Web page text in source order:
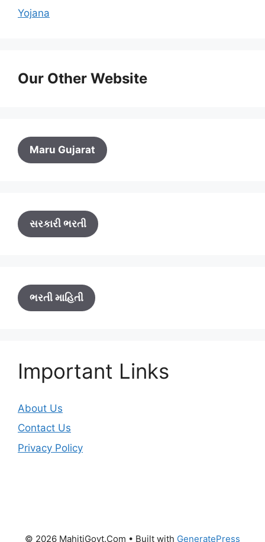
Yojana
Our Other Website
Maru Gujarat
સરકારી ભરતી
ભરતી માહિતી
Important Links
About Us
Contact Us
Privacy Policy
© 2026 MahitiGovt.Com • Built with GeneratePress